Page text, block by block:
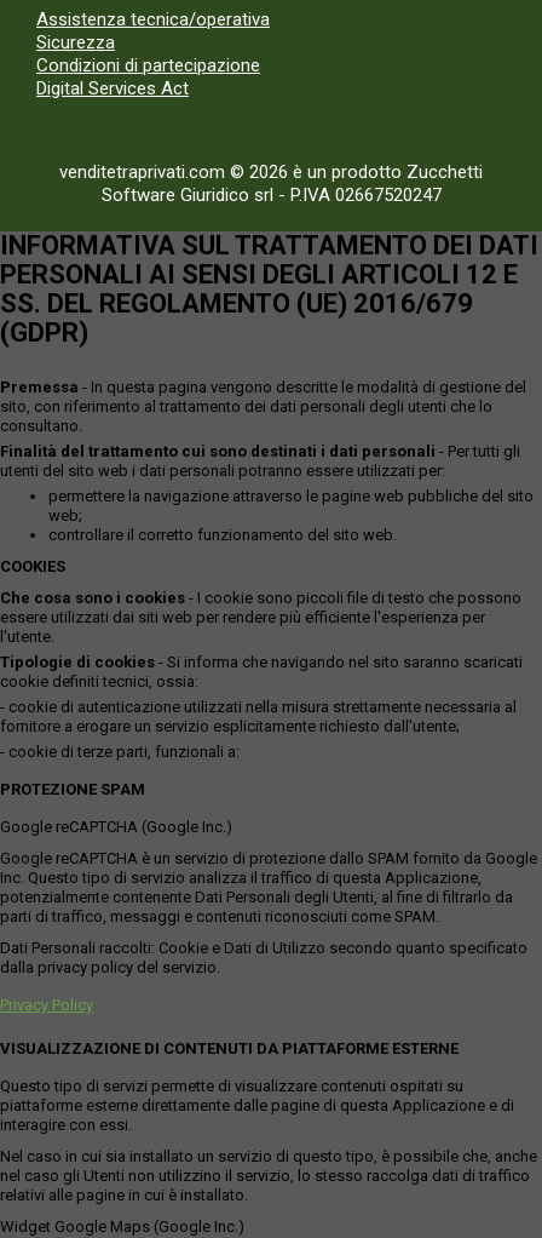
Assistenza tecnica/operativa
Sicurezza
Condizioni di partecipazione
Digital Services Act
venditetraprivati.com © 2026 è un prodotto Zucchetti
Software Giuridico srl - P.IVA 02667520247
INFORMATIVA SUL TRATTAMENTO DEI DATI
PERSONALI AI SENSI DEGLI ARTICOLI 12 E
SS. DEL REGOLAMENTO (UE) 2016/679
(GDPR)
Premessa - In questa pagina vengono descritte le modalità di gestione del
sito, con riferimento al trattamento dei dati personali degli utenti che lo
consultano.
Finalità del trattamento cui sono destinati i dati personali - Per tutti gli
utenti del sito web i dati personali potranno essere utilizzati per:
permettere la navigazione attraverso le pagine web pubbliche del sito
web;
controllare il corretto funzionamento del sito web.
COOKIES
Che cosa sono i cookies - I cookie sono piccoli file di testo che possono
essere utilizzati dai siti web per rendere più efficiente l'esperienza per
l'utente.
Tipologie di cookies - Si informa che navigando nel sito saranno scaricati
cookie definiti tecnici, ossia:
- cookie di autenticazione utilizzati nella misura strettamente necessaria al
fornitore a erogare un servizio esplicitamente richiesto dall'utente;
- cookie di terze parti, funzionali a:
PROTEZIONE SPAM
Google reCAPTCHA (Google Inc.)
Google reCAPTCHA è un servizio di protezione dallo SPAM fornito da Google
Inc. Questo tipo di servizio analizza il traffico di questa Applicazione,
potenzialmente contenente Dati Personali degli Utenti, al fine di filtrarlo da
parti di traffico, messaggi e contenuti riconosciuti come SPAM.
Dati Personali raccolti: Cookie e Dati di Utilizzo secondo quanto specificato
dalla privacy policy del servizio.
Privacy Policy
VISUALIZZAZIONE DI CONTENUTI DA PIATTAFORME ESTERNE
Questo tipo di servizi permette di visualizzare contenuti ospitati su
piattaforme esterne direttamente dalle pagine di questa Applicazione e di
interagire con essi.
Nel caso in cui sia installato un servizio di questo tipo, è possibile che, anche
nel caso gli Utenti non utilizzino il servizio, lo stesso raccolga dati di traffico
relativi alle pagine in cui è installato.
Widget Google Maps (Google Inc.)